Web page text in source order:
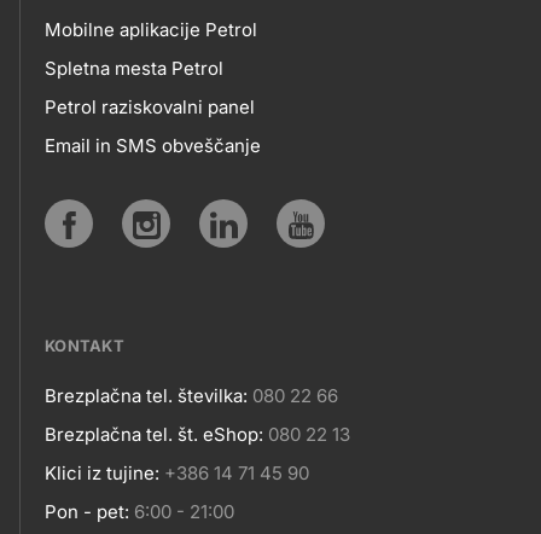
MOBILNE
APLIKACIJE
SPLETNA
Mobilne aplikacije Petrol
Spletna mesta Petrol
Petrol raziskovalni panel
Email in SMS obveščanje
KONTAKT
Kontakt
Brezplačna tel. številka: 080 22 66
Brezplačna tel. št. eShop: 080 22 13
Klici iz tujine: +386 14 71 45 90
Pon - pet: 6:00 - 21:00